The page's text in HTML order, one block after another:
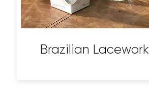
Brazilian Lacework